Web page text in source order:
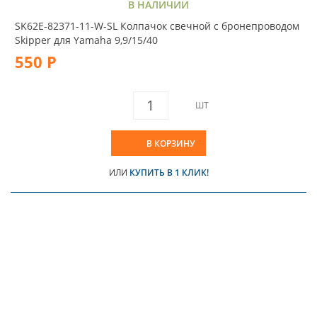
В НАЛИЧИИ
SK62E-82371-11-W-SL Колпачок свечной с бронепроводом
Skipper для Yamaha 9,9/15/40
550 Р
ШТ
В КОРЗИНУ
ИЛИ КУПИТЬ В 1 КЛИК!